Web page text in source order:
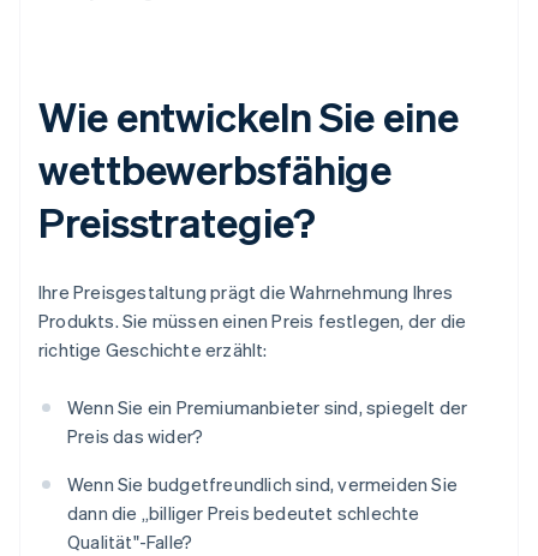
Wie entwickeln Sie eine
wettbewerbsfähige
Preisstrategie?
Ihre Preisgestaltung prägt die Wahrnehmung Ihres
Produkts. Sie müssen einen Preis festlegen, der die
richtige Geschichte erzählt:
Wenn Sie ein Premiumanbieter sind, spiegelt der
Preis das wider?
Wenn Sie budgetfreundlich sind, vermeiden Sie
dann die „billiger Preis bedeutet schlechte
Qualität"-Falle?